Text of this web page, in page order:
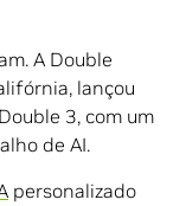
A Double
lançou
3, com um
de AI.
personalizado